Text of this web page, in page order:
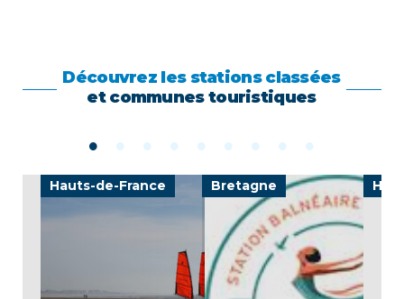
Découvrez les stations classées
et communes touristiques
Hauts-de-France Bretagne